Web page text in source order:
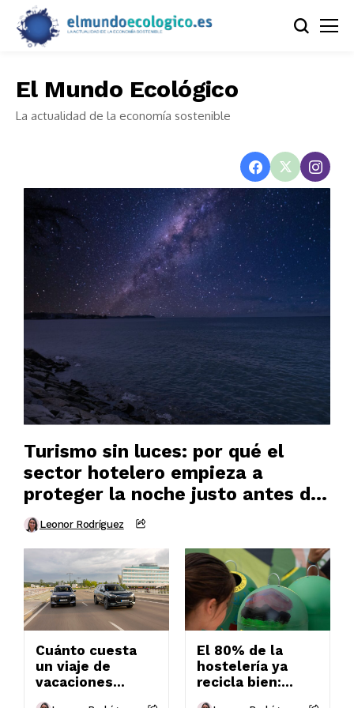
El Mundo Ecológico
La actualidad de la economía sostenible
Turismo sin luces: por qué el
sector hotelero empieza a
proteger la noche justo antes del
eclipse solar del 12 de agosto
Leonor Rodríguez
Cuánto cuesta
un viaje de
vacaciones
según el coche:
El 80% de la
hostelería ya
recicla bien:
llega el curso